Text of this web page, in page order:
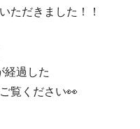
ただきました！！
経過した
覧ください👀